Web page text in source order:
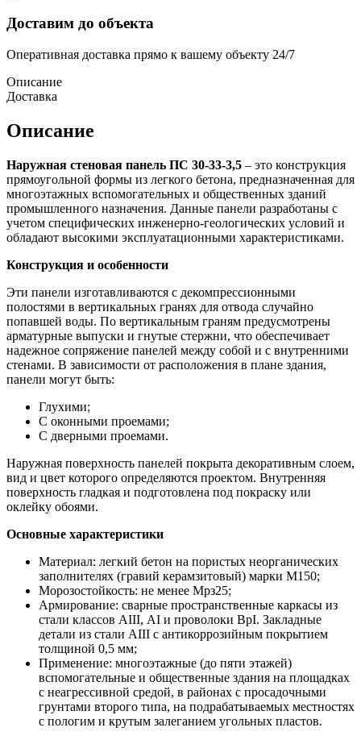
Доставим до объекта
Оперативная доставка прямо к вашему объекту 24/7
Описание
Доставка
Описание
Наружная стеновая панель ПС 30-33-3,5 – это конструкция
прямоугольной формы из легкого бетона, предназначенная для
многоэтажных вспомогательных и общественных зданий
промышленного назначения. Данные панели разработаны с
учетом специфических инженерно-геологических условий и
обладают высокими эксплуатационными характеристиками.
Конструкция и особенности
Эти панели изготавливаются с декомпрессионными
полостями в вертикальных гранях для отвода случайно
попавшей воды. По вертикальным граням предусмотрены
арматурные выпуски и гнутые стержни, что обеспечивает
надежное сопряжение панелей между собой и с внутренними
стенами. В зависимости от расположения в плане здания,
панели могут быть:
Глухими;
С оконными проемами;
С дверными проемами.
Наружная поверхность панелей покрыта декоративным слоем,
вид и цвет которого определяются проектом. Внутренняя
поверхность гладкая и подготовлена под покраску или
оклейку обоями.
Основные характеристики
Материал: легкий бетон на пористых неорганических
заполнителях (гравий керамзитовый) марки М150;
Морозостойкость: не менее Мрз25;
Армирование: сварные пространственные каркасы из
стали классов АIII, АI и проволоки ВрI. Закладные
детали из стали АIII с антикоррозийным покрытием
толщиной 0,5 мм;
Применение: многоэтажные (до пяти этажей)
вспомогательные и общественные здания на площадках
с неагрессивной средой, в районах с просадочными
грунтами второго типа, на подрабатываемых местностях
с пологим и крутым залеганием угольных пластов.